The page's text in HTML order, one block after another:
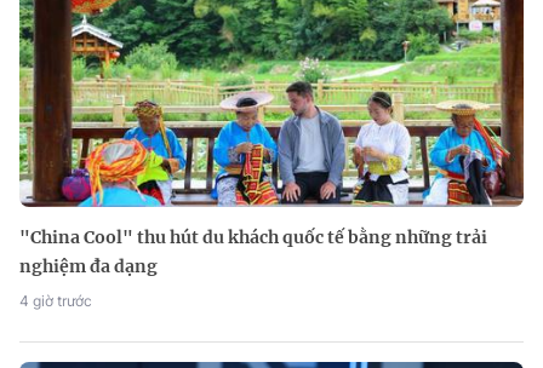
"China Cool" thu hút du khách quốc tế bằng những trải
nghiệm đa dạng
4 giờ trước